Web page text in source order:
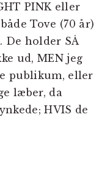
PINK eller
Tove (70 år)
De holder SÅ
ud, MEN jeg
publikum, eller
læber, da
HVIS de